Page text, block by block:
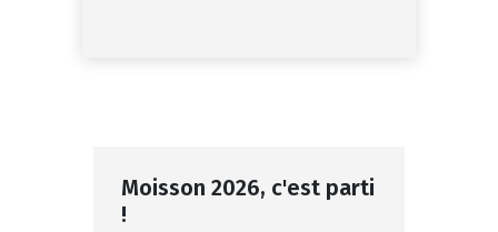
Moisson 2026, c'est parti
!